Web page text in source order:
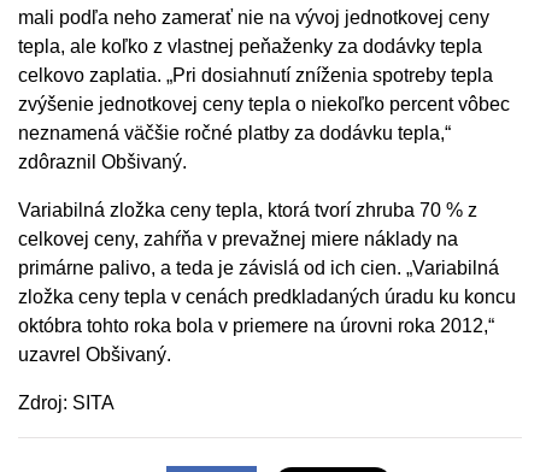
mali podľa neho zamerať nie na vývoj jednotkovej ceny
tepla, ale koľko z vlastnej peňaženky za dodávky tepla
celkovo zaplatia. „Pri dosiahnutí zníženia spotreby tepla
zvýšenie jednotkovej ceny tepla o niekoľko percent vôbec
neznamená väčšie ročné platby za dodávku tepla,“
zdôraznil Obšivaný.
Variabilná zložka ceny tepla, ktorá tvorí zhruba 70 % z
celkovej ceny, zahŕňa v prevažnej miere náklady na
primárne palivo, a teda je závislá od ich cien. „Variabilná
zložka ceny tepla v cenách predkladaných úradu ku koncu
októbra tohto roka bola v priemere na úrovni roka 2012,“
uzavrel Obšivaný.
Zdroj: SITA